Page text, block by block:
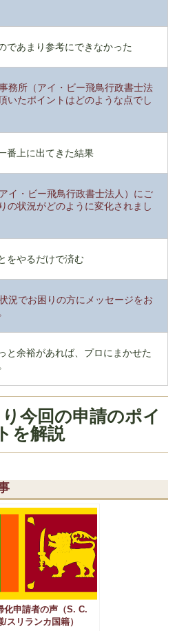
であまり参考にできなかった
務所（アイ・ビー飛鳥行政書士法
いたポイントはどのような点でし
番上に出てきた結果
イ・ビー飛鳥行政書士法人）にご
の状況がどのように変化されまし
をやるだけで済む
況でお困りの方にメッセージをお
と余裕があれば、プロにまかせた
今回の申請のポイ
を解説
化申請者の声（S. C.
/スリランカ国籍）